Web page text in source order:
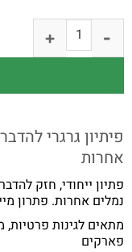
פיתיון גרגרי
אחרות
פתיון ייחודי, חזק
נמלים אחרות. פתרון
מתאים לגינות פרטיות,
פארקים